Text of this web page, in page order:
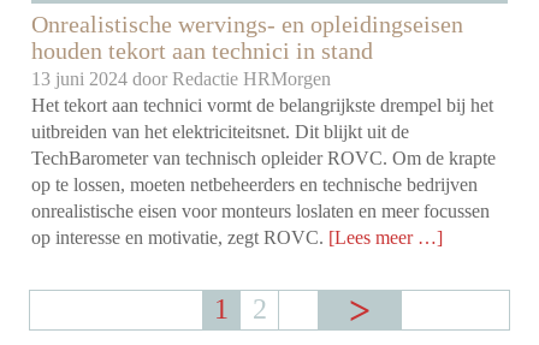
Onrealistische wervings- en opleidingseisen
houden tekort aan technici in stand
13 juni 2024 doorRedactie HRMorgen
Het tekort aan technici vormt de belangrijkste drempel bij het
uitbreiden van het elektriciteitsnet. Dit blijkt uit de
TechBarometer van technisch opleider ROVC. Om de krapte
op te lossen, moeten netbeheerders en technische bedrijven
onrealistische eisen voor monteurs loslaten en meer focussen
op interesse en motivatie, zegt ROVC. [Lees meer …]
1 2